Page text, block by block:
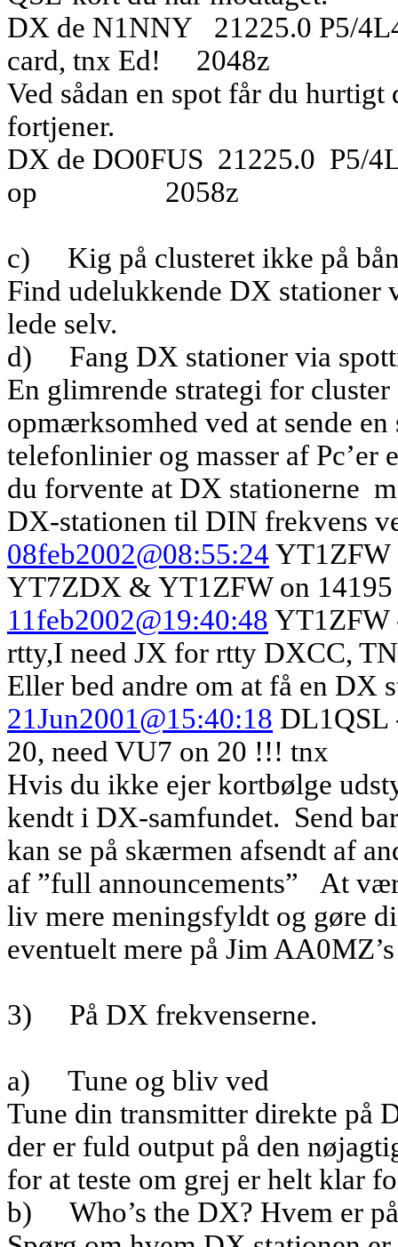
DX de N1NNY
21225.0 P5/
card, tnx Ed!
2048z
Ved sådan en spot får du
fortjener.
DX de DO0FUS 21225.0 P5/
op
2058z
c)
Kig på clusteret ikke på
Find udelukkende DX stationer
lede selv.
d)
Fang DX stationer via
En glimrende strategi for
opmærksomhed ved at sende
telefonlinier og masser af
du forvente at DX stationerne
DX-stationen til DIN frekvens
08feb2002@08:55:24 YT1ZFW
YT7ZDX & YT1ZFW on
11feb2002@19:40:48 YT1ZFW
rtty,I need JX for rtty DXCC,
Eller bed andre om at få en
21Jun2001@15:40:18 DL1QSL
20, need VU7 on 20 !!! tnx
Hvis du ikke ejer kortbølge
kendt i DX-samfundet. Send
kan se på skærmen afsendt af
af ”full announcements”
At
liv mere meningsfyldt og gøre
eventuelt mere på Jim
3) På DX frekvenserne.
a)
Tune og bliv ved
Tune din transmitter direkte på
der er fuld output på den
for at teste om grej er helt klar
b)
Who’s the DX? Hvem er